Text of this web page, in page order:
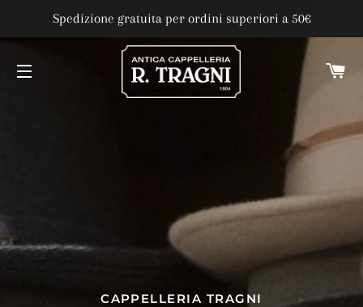
Spedizione gratuita per ordini superiori a 50€
NAVIGAZIONE DEL SITO
CAPPELLERIA TRAGNI